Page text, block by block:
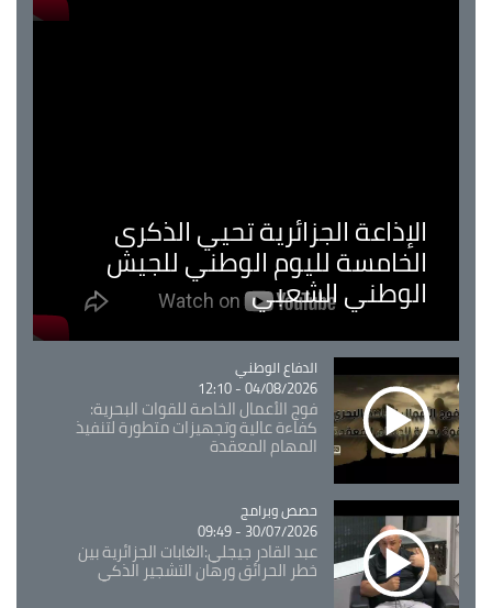
الإذاعة الجزائرية تحيي الذكرى
الخامسة لليوم الوطني للجيش
الوطني الشعبي
Catégorie
الدفاع الوطني
04/08/2026 - 12:10
فوج الأعمال الخاصة للقوات البحرية:
كفاءة عالية وتجهيزات متطورة لتنفيذ
المهام المعقدة
Catégorie
حصص وبرامج
30/07/2026 - 09:49
عبد القادر جيجلي:الغابات الجزائرية بين
خطر الحرائق ورهان التشجير الذكي